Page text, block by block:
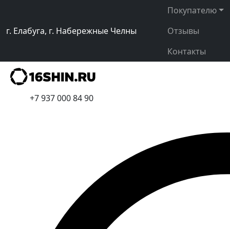
г. Елабуга, г. Набережные Челны
Покупателю
Отзывы
Контакты
+7 937 000 84 90